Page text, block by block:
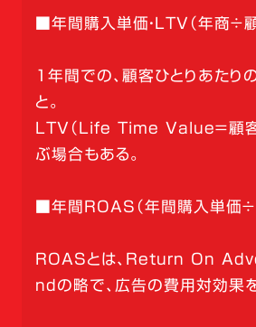
■年間購入単価・LTV（年商÷
1年間での、顧客ひとりあたり
と。
LTV（Life Time Value＝顧客
ぶ場合もある。
■年間ROAS（年間購入単価
ROASとは、Return On
ndの略で、広告の費用対効果